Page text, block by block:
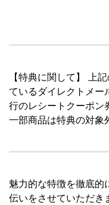
【特典に関して】 上
ているダイレクトメー
行のレシートクーポン
一部商品は特典の対象
魅力的な特徴を徹底的
伝いをさせていただき